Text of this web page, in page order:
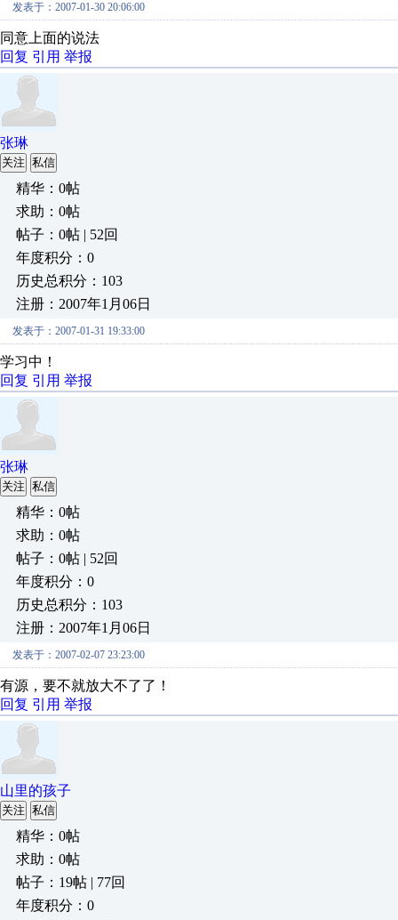
发表于：2007-01-30 20:06:00
同意上面的说法
回复 引用 举报
张琳
关注 私信
精华：0帖
求助：0帖
帖子：0帖 | 52回
年度积分：0
历史总积分：103
注册：2007年1月06日
发表于：2007-01-31 19:33:00
学习中！
回复 引用 举报
张琳
关注 私信
精华：0帖
求助：0帖
帖子：0帖 | 52回
年度积分：0
历史总积分：103
注册：2007年1月06日
发表于：2007-02-07 23:23:00
有源，要不就放大不了了！
回复 引用 举报
山里的孩子
关注 私信
精华：0帖
求助：0帖
帖子：19帖 | 77回
年度积分：0